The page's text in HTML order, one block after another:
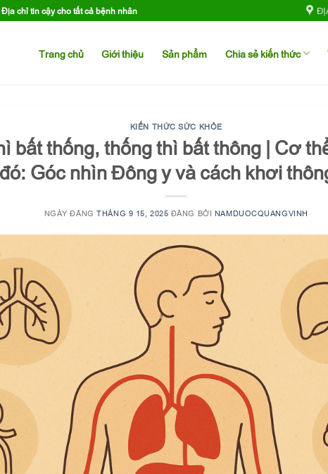
chỉ tin cậy cho tất cả bệnh nhân
Trang chủ Giới thiệu Sản phẩm Chia sẻ kiến thức
KIẾN THỨC SỨC KHỎE
bất thống, thống thì bất thông | Cơ
Góc nhìn Đông y và cách khơi
NGÀY ĐĂNGTHÁNG 9 15, 2025 ĐĂNG BỞI NAMDUOCQUANGVINH